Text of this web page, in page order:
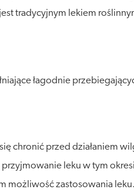
tradycyjnym lekiem
łagodnie
chronić przed działaniem
leku w tym
zastosowania